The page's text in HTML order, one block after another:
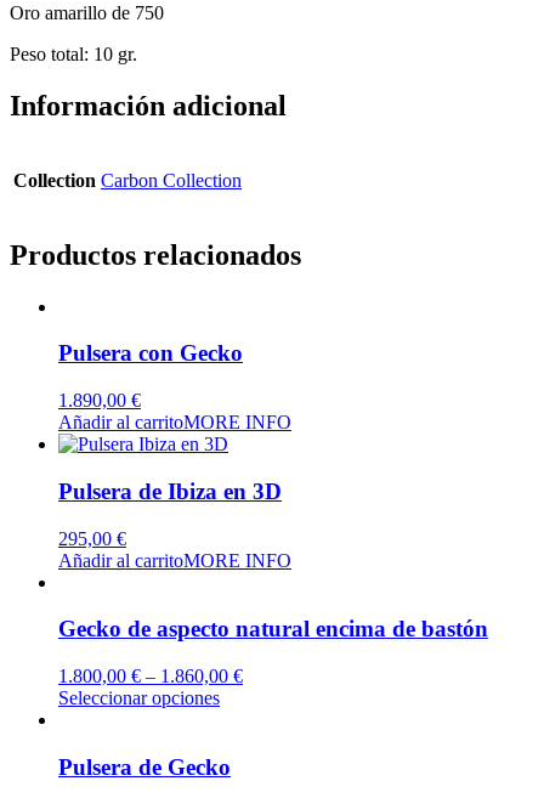
Oro amarillo de 750
Peso total: 10 gr.
Información adicional
Collection Carbon Collection
Productos relacionados
Pulsera con Gecko
1.890,00 €
Añadir al carritoMORE INFO
Pulsera de Ibiza en 3D
295,00 €
Añadir al carritoMORE INFO
Gecko de aspecto natural encima de bastón
1.800,00 € – 1.860,00 €
Seleccionar opcionesEste
múltiples
variantes.
Pulsera de Gecko